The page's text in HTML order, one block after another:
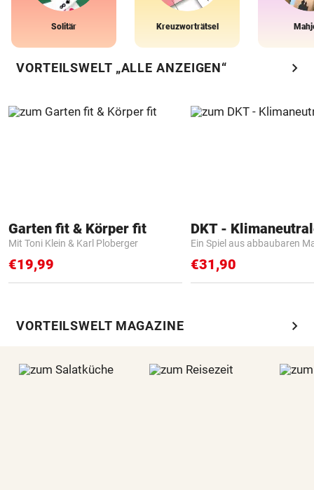
Solitär Kreuzworträtsel
VORTEILSWELT „ALLE ANZEIGEN“ chevron_right
Garten fit & Körper fit
Mit Toni Klein & Karl Ploberger
€19,99
Ein Spiel aus abbaubaren
€31,90
VORTEILSWELT MAGAZINE chevron_right